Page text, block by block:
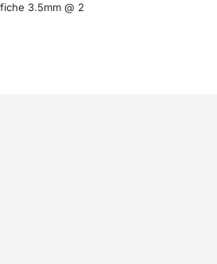
3.5mm @ 2